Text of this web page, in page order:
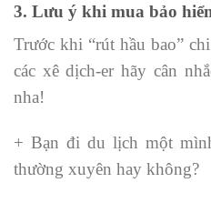
3. Lưu ý khi mua bảo
Trước khi “rút hầu bao”
các xê dịch-er hãy cân
nha!
+ Bạn đi du lịch một
thường xuyên hay không?